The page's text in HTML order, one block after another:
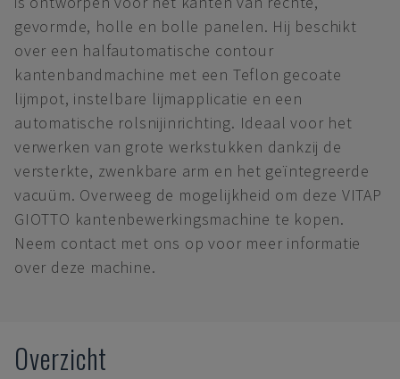
gevormde, holle en bolle panelen. Hij beschikt
over een halfautomatische contour
kantenbandmachine met een Teflon gecoate
lijmpot, instelbare lijmapplicatie en een
automatische rolsnijinrichting. Ideaal voor het
verwerken van grote werkstukken dankzij de
versterkte, zwenkbare arm en het geïntegreerde
vacuüm. Overweeg de mogelijkheid om deze VITAP
GIOTTO kantenbewerkingsmachine te kopen.
Neem contact met ons op voor meer informatie
over deze machine.
Overzicht